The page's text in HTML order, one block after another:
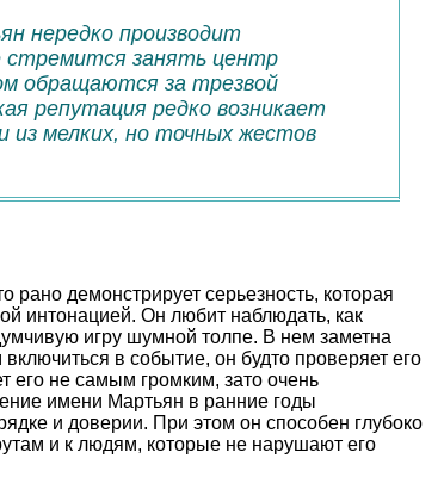
нередко производит
стремится занять центр
обращаются за трезвой
репутация редко возникает
из мелких, но точных жестов
рано демонстрирует серьезность, которая
интонацией. Он любит наблюдать, как
игру шумной толпе. В нем заметна
в событие, он будто проверяет его
его не самым громким, зато очень
имени Мартьян в ранние годы
и доверии. При этом он способен глубоко
и к людям, которые не нарушают его